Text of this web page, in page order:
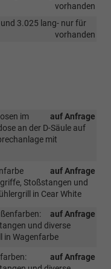
vorhanden
3.025 lang- nur für
vorhanden
auf Anfrage
im
an der D-Säule auf
mit
auf Anfrage
Stoßstangen und
in Cear White
auf Anfrage
und diverse
in Wagenfarbe
auf Anfrage